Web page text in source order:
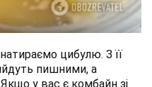
цибулю. З її
пишними, а
у вас є комбайн зі